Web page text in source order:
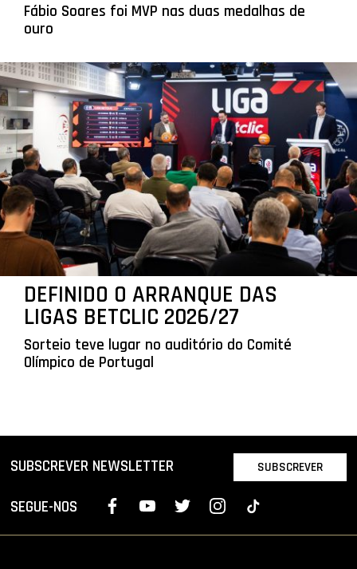
Fábio Soares foi MVP nas duas medalhas de
ouro
DEFINIDO O ARRANQUE DAS
LIGAS BETCLIC 2026/27
Sorteio teve lugar no auditório do Comité
Olímpico de Portugal
SUBSCREVER NEWSLETTER SUBSCREVER
SEGUE-NOS